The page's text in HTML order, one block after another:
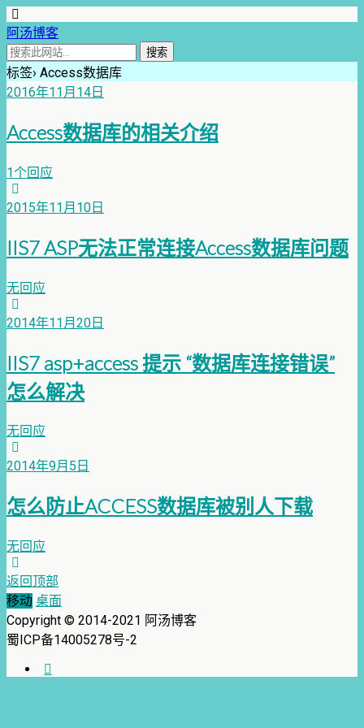
阿汤博客
标签› Access数据库
2016年11月14日
Access数据库的相关介绍
1个回应
2015年11月10日
IIS7 ASP无法正常连接Access数据库问题
无回应
2014年11月20日
IIS7 asp+access 提示 “数据库连接错误”
怎么解决
无回应
2014年9月5日
怎么防止ACCESS数据库被别人下载
无回应
返回顶部
移动 桌面
Copyright © 2014-2021 阿汤博客
蜀ICP备14005278号-2